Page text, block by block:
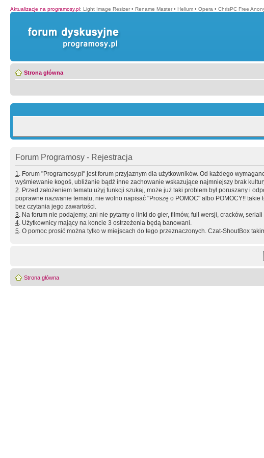
Aktualizacje na programosy.pl: Light Image Resizer • Rename Master • Helium • Opera • ChrisPC Free
Strona główna
Forum Programosy - Rejestracja
1. Forum "Programosy.pl" jest forum przyjaznym dla użytkowników. Od każdego
wyśmiewanie kogoś, ubliżanie bądź inne zachowanie wskazujące najmniejszy brak
2. Przed założeniem tematu użyj funkcji szukaj, może już taki problem był poruszany i
poprawne nazwanie tematu, nie wolno napisać "Proszę o POMOC" albo POMOCY!!
bez czytania jego zawartości.
3. Na forum nie podajemy, ani nie pytamy o linki do gier, filmów, full wersji, cracków,
4. Użytkownicy mający na koncie 3 ostrzeżenia będą banowani.
5. O pomoc prosić można tylko w miejscach do tego przeznaczonych. Czat-ShoutBox
Strona główna